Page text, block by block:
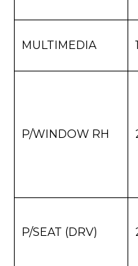
MULTIMEDIA
P/WINDOW RH
P/SEAT (DRV)